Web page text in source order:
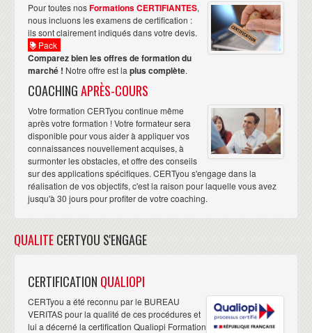
Pour toutes nosFormations CERTIFIANTES,
nous incluons les examens de certification :
ils sont clairement indiqués dans votre devis.
Pack
Comparez bien les offres de formation du
marché ! Notre offre est la plus complète.
COACHINGAPRÈS-COURS
Votre formation CERTyou continue même
après votre formation ! Votre formateur sera
disponible pour vous aider à appliquer vos
connaissances nouvellement acquises, à
surmonter les obstacles, et offre des conseils
sur des applications spécifiques. CERTyou s'engage dans la
réalisation de vos objectifs, c'est la raison pour laquelle vous avez
jusqu'à 30 jours pour profiter de votre coaching.
QUALITECERTYOU S'ENGAGE
CERTIFICATION QUALIOPI
CERTyou a été reconnu par le BUREAU
VERITAS pour la qualité de ces procédures et
lui a décerné la certification Qualiopi Formation